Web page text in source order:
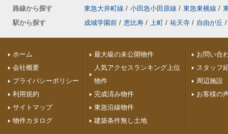
路線から探す
東急大井町線 / 小田急小田原線 / 東急東横線 /
駅から探す
成城学園前 / 恵比寿 / 上町 / 祐天寺 / 自由が丘 /
ホーム
会社概要
プライバシーポリシー
利用規約
サイトマップ
物件カタログ
最大級の未公開物件
人気アクセスランキング上位
物件
完成済み物件
東急沿線物件
建築条件無し土地
お問い合
スタッフ
周辺施設
お客様の